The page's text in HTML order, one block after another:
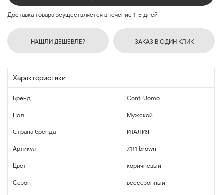
Доставка товара осуществляется в течение 1-5 дней
НАШЛИ ДЕШЕВЛЕ? ЗАКАЗ В ОДИН КЛИК
Характеристики
Бренд Conti Uomo
Пол Мужской
Страна бренда ИТАЛИЯ
Артикул 7111 brown
Цвет коричневый
Сезон всесезонный